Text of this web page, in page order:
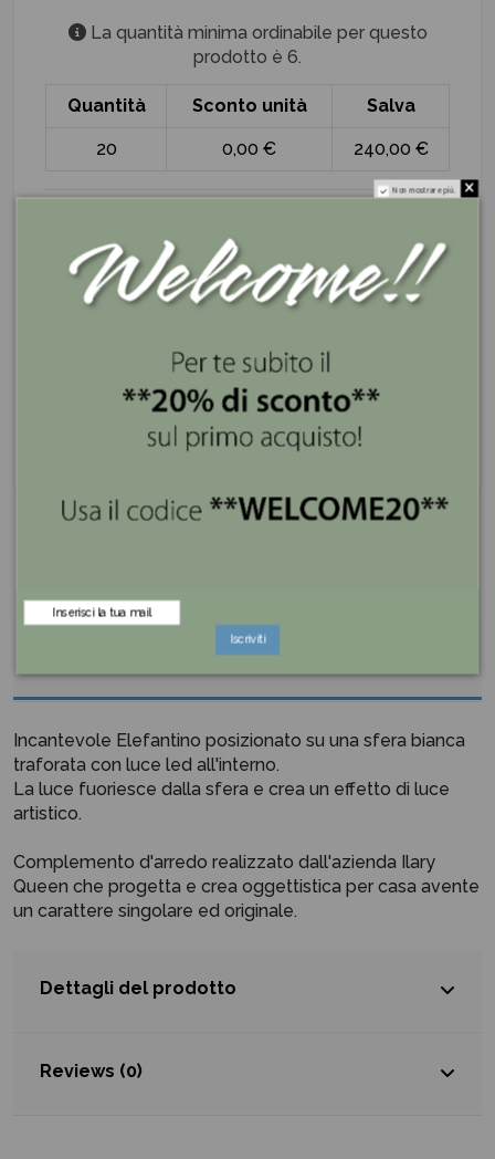
La quantità minima ordinabile per questo
prodotto è 6.
Quantità Sconto unità Salva
20 0,00 € 240,00 €
ILARY QUEEN
I nostri servizi
Spedizione gratis superiore a 100€
Pagamenti sicuri e a rate con PayPal e Klarna
Incantevole Elefantino posizionato su una sfera bianca
traforata con luce led all'interno.
La luce fuoriesce dalla sfera e crea un effetto di luce
artistico.
Complemento d'arredo realizzato dall'azienda Ilary
Queen che progetta e crea oggettistica per casa avente
un carattere singolare ed originale.
Dettagli del prodotto
Reviews (0)
Non mostrare più.
Iscriviti